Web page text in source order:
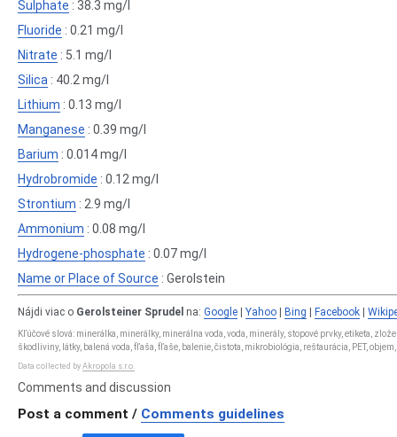
Sulphate : 38.3 mg/l
Fluoride : 0.21 mg/l
Nitrate : 5.1 mg/l
Silica : 40.2 mg/l
Lithium : 0.13 mg/l
Manganese : 0.39 mg/l
Barium : 0.014 mg/l
Hydrobromide : 0.12 mg/l
Strontium : 2.9 mg/l
Ammonium : 0.08 mg/l
Hydrogene-phosphate : 0.07 mg/l
Name or Place of Source : Gerolstein
Nájdi viac o Gerolsteiner Sprudel na: Google Yahoo Bing Facebook
Kľúčové slová: minerálka, minerálky, minerálna voda, voda, minerály, stopové prvky, etiketa,
škodliviny, látky, balená voda, fľaša, fľaše, balenie, čistota, mikrobiológia, reštaurácia, PET,
Data collected by Akropola s.r.o.
Comments and discussion
Post a comment / Comments guidelines